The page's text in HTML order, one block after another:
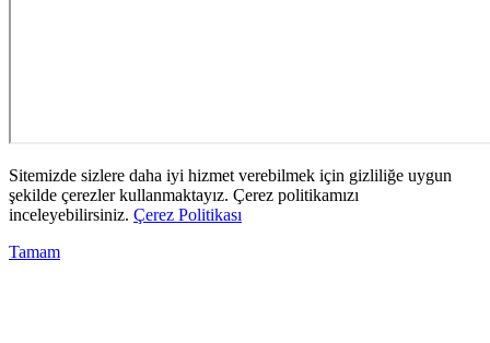
Sitemizde sizlere daha iyi hizmet verebilmek için gizliliğe uygun
şekilde çerezler kullanmaktayız. Çerez politikamızı
inceleyebilirsiniz. Çerez Politikası
Tamam